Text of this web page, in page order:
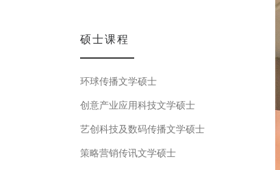
硕士课程
环球传播文学硕士
创意产业应用科技文学硕士
艺创科技及数码传播文学硕士
策略营销传讯文学硕士